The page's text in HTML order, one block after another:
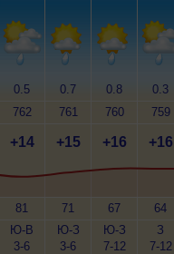
0.5
762
+14
81
Ю-В
3-6
0.7
761
+15
71
Ю-З
3-6
0.8
760
+16
67
Ю-З
7-12
0.3
759
+16
64
З
7-12